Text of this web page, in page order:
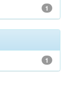
1
1